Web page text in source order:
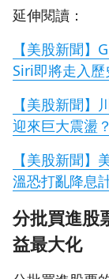
延伸閱讀：
【美股新聞
Siri即將走入歷
【美股新聞
迎來巨大震盪？
【美股新聞】
溫恐打亂降息
分批買進股
益最大化